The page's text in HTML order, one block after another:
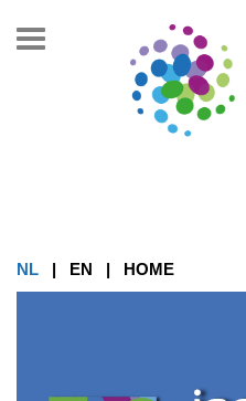
Toon/Verberg
NL | EN | HOME